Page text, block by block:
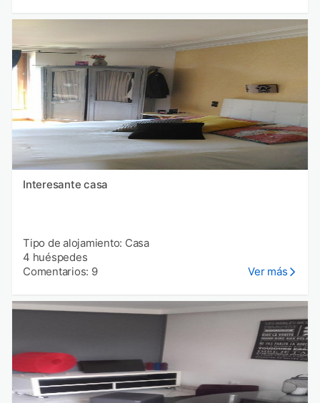
Interesante casa
Tipo de alojamiento: Casa
4 huéspedes
Comentarios: 9
Ver más